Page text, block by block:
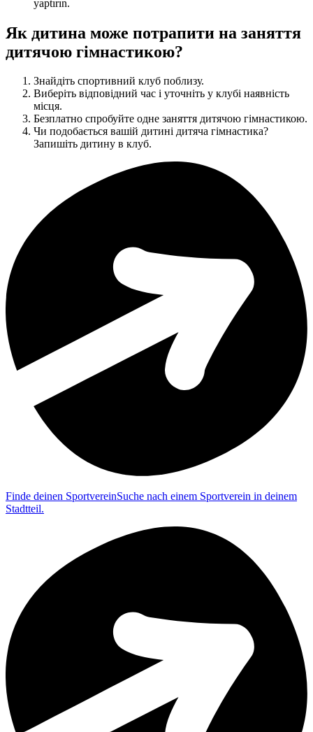
yaptırın.
Як дитина може потрапити на заняття
дитячою гімнастикою?
Знайдіть спортивний клуб поблизу.
Виберіть відповідний час і уточніть у клубі наявність
місця.
Безплатно спробуйте одне заняття дитячою гімнастикою.
Чи подобається вашій дитині дитяча гімнастика?
Запишіть дитину в клуб.
Finde deinen SportvereinSuche nach einem Sportverein in deinem
Stadtteil.